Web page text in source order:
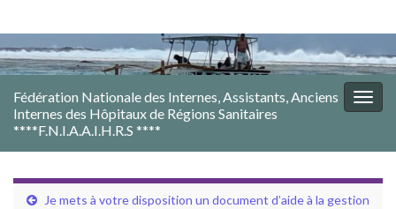
Fédération Nationale des Internes, Assistants, Anciens
Internes des Hôpitaux de Régions Sanitaires
****F.N.I.A.A.I.H.R.S ****
Je mets à votre disposition un document d’aide à la gestion